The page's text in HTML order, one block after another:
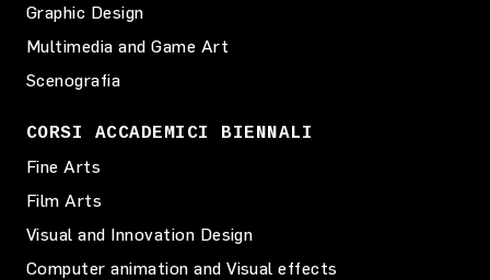
Graphic Design
Multimedia and Game Art
Scenografia
CORSI ACCADEMICI BIENNALI
Fine Arts
Film Arts
Visual and Innovation Design
Computer animation and Visual effects